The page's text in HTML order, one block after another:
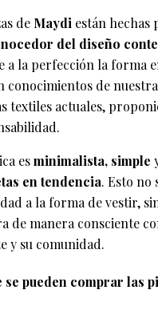
de Maydiestán hechas
del diseño
a la perfección la forma
conocimientos de
textiles actuales,
esminimalista, simple
en tendencia. Esto no
a la forma de vestir,
de manera consciente
y su comunidad.
se pueden comprar las